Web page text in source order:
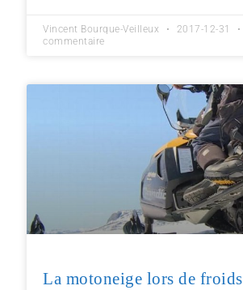
Vincent Bourque-Veilleux 2017-12-31
commentaire
La motoneige lors de froids